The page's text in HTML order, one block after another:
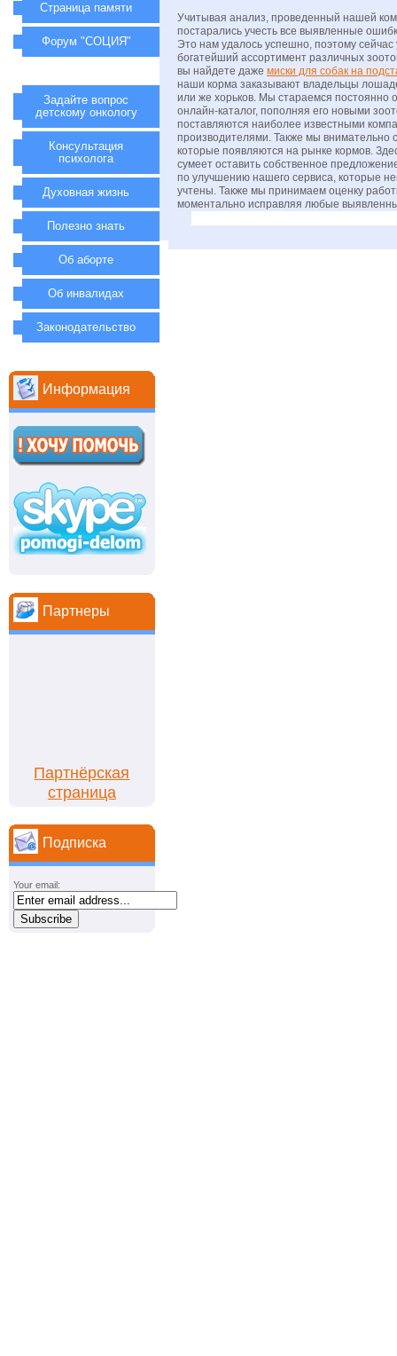
Учитывая анализ, проведенный нашей
постарались учесть все выявленные
Это нам удалось успешно, поэтому сейчас
богатейший ассортимент различных
вы найдете даже миски для собак на
наши корма заказывают владельцы
или же хорьков. Мы стараемся постоянно
онлайн-каталог, пополняя его новыми
поставляются наиболее известными
производителями. Также мы внимательно
которые появляются на рынке кормов.
сумеет оставить собственное
по улучшению нашего сервиса, которые
учтены. Также мы принимаем оценку
моментально исправляя любые
Страница памяти
Форум "СОЦИЯ"
Задайте вопрос
детскому онкологу
Консультация
психолога
Духовная жизнь
Полезно знать
Об аборте
Об инвалидах
Законодательство
Информация
Партнеры
Партнёрская
страница
Подписка
Your email: